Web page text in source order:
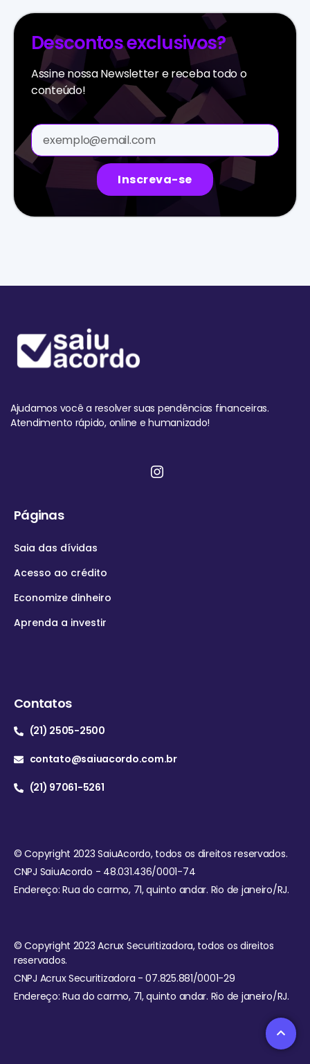
Descontos exclusivos?
Assine nossa Newsletter e receba todo o
conteúdo!
Inscreva-se
Ajudamos você a resolver suas pendências financeiras.
Atendimento rápido, online e humanizado!
Páginas
Saia das dívidas
Acesso ao crédito
Economize dinheiro
Aprenda a investir
Contatos
(21) 2505-2500
contato@saiuacordo.com.br
(21) 97061-5261
© Copyright 2023 SaiuAcordo, todos os direitos reservados.
CNPJ SaiuAcordo - 48.031.436/0001-74
Endereço: Rua do carmo, 71, quinto andar. Rio de janeiro/RJ.
© Copyright 2023 Acrux Securitizadora, todos os direitos
reservados.
CNPJ Acrux Securitizadora - 07.825.881/0001-29
Endereço: Rua do carmo, 71, quinto andar. Rio de janeiro/RJ.